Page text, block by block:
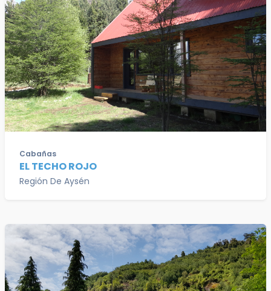
Cabañas
EL TECHO ROJO
Región De Aysén